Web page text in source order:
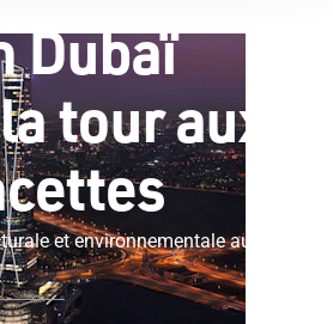
Dubaï
tour aux
et environnementale au cœur